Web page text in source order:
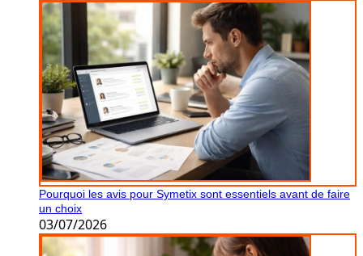
Pourquoi les avis pour Symetix sont essentiels avant de faire
un choix
03/07/2026